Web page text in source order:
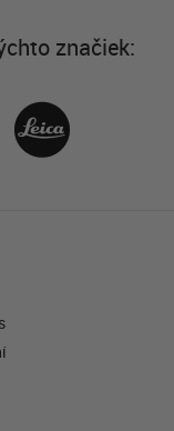
značiek: